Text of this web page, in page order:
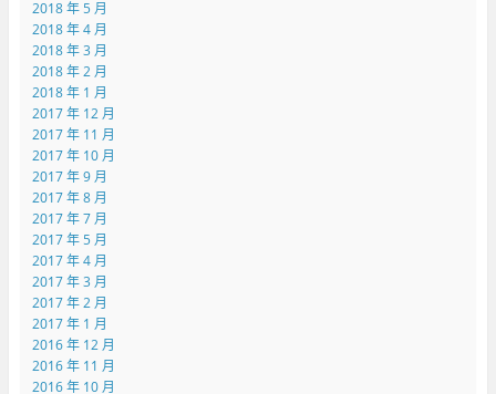
2018 年 5 月
2018 年 4 月
2018 年 3 月
2018 年 2 月
2018 年 1 月
2017 年 12 月
2017 年 11 月
2017 年 10 月
2017 年 9 月
2017 年 8 月
2017 年 7 月
2017 年 5 月
2017 年 4 月
2017 年 3 月
2017 年 2 月
2017 年 1 月
2016 年 12 月
2016 年 11 月
2016 年 10 月